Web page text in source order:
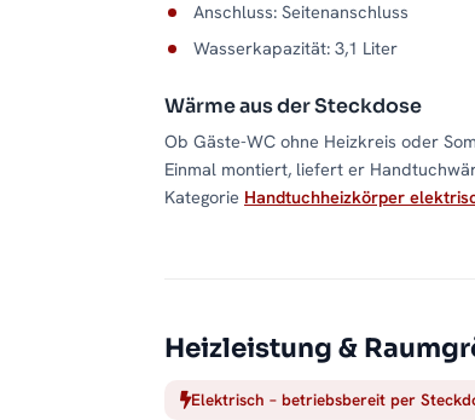
Anschluss: Seitenanschluss
Wasserkapazität: 3,1 Liter
Wärme aus der Steckdose
Ob Gäste-WC ohne Heizkreis oder
Einmal montiert, liefert er
Kategorie Handtuchheizkörper
Heizleistung &
Elektrisch – betriebsbereit per